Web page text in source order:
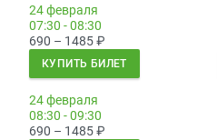
24 февраля
07:30 - 08:30
690 – 1485₽
КУПИТЬ БИЛЕТ
24 февраля
08:30 - 09:30
690 – 1485₽